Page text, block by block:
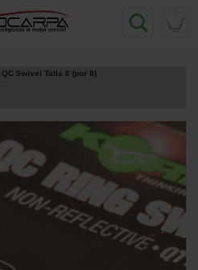
Swivel Talla 8 (por 8)